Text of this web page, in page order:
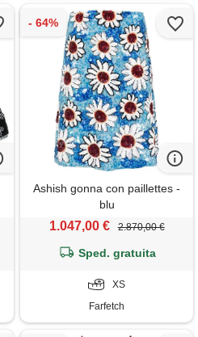
Ashish gonna con paillettes -
blu
1.047,00 € 2.870,00 €
Sped. gratuita
XS
Farfetch